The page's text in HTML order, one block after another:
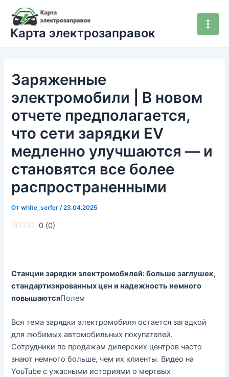
Перейти
содержимому
Карта электрозаправок
Заряженные
электромобили | В новом
отчете предполагается,
что сети зарядки EV
медленно улучшаются — и
становятся все более
распространенными
Отwhite_serfer/23.04.2025
0 (0)
Станции зарядки электромобилей: больше заглушек,
стандартизированных цен и надежность немного
повышаютсяПолем
Вся тема зарядки электромобиля остается загадкой
для любимых автомобильных покупателей.
Сотрудники по продажам дилерских центров часто
знают немного больше, чем их клиенты. Видео на
YouTube с ужасными историями о мертвых